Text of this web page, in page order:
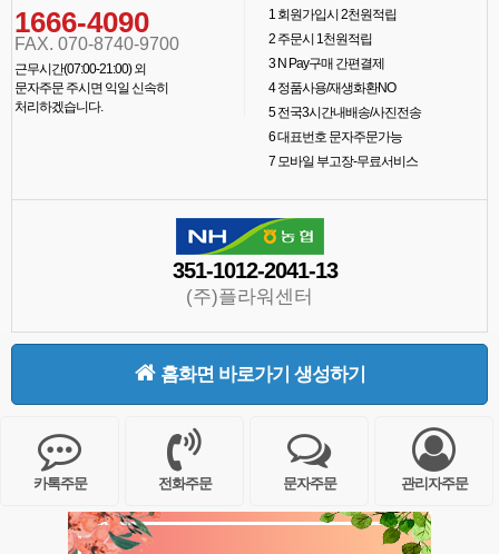
1666-4090
FAX. 070-8740-9700
근무시간(07:00-21:00) 외
문자주문 주시면 익일 신속히
처리하겠습니다.
1회원가입시 2천원적립
2주문시 1천원적립
3N Pay구매 간편결제
4정품사용/재생화환NO
5전국3시간내배송/사진전송
6대표번호 문자주문가능
7모바일 부고장-무료서비스
351-1012-2041-13
(주)플라워센터
홈화면 바로가기 생성하기
카톡주문 전화주문 문자주문 관리자주문